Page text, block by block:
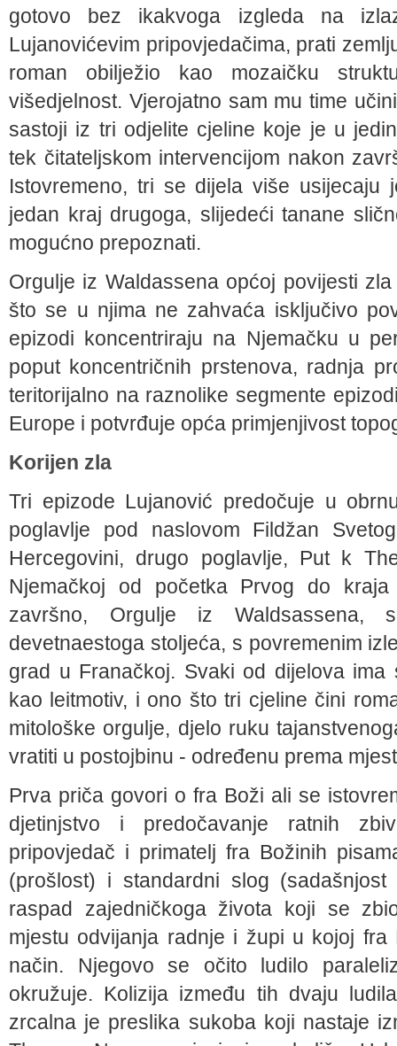
gotovo bez ikakvoga izgleda na
Lujanovićevim pripovjedačima, prati
roman obilježio kao mozaičku
višedjelnost. Vjerojatno sam mu time
sastoji iz tri odjelite cjeline koje je u
tek čitateljskom intervencijom nakon
Istovremeno, tri se dijela više
jedan kraj drugoga, slijedeći tanane
mogućno prepoznati.
Orgulje iz Waldassena općoj povijesti
što se u njima ne zahvaća isključivo
epizodi koncentriraju na Njemačku u
poput koncentričnih prstenova, radnja
teritorijalno na raznolike segmente
Europe i potvrđuje opća primjenjivost
Korijen zla
Tri epizode Lujanović predočuje u
poglavlje pod naslovom Fildžan
Hercegovini, drugo poglavlje, Put k
Njemačkoj od početka Prvog do
završno, Orgulje iz Waldsassena,
devetnaestoga stoljeća, s povremenim
grad u Franačkoj. Svaki od dijelova ima
kao leitmotiv, i ono što tri cjeline čini
mitološke orgulje, djelo ruku
vratiti u postojbinu - određenu prema
Prva priča govori o fra Boži ali se
djetinjstvo i predočavanje ratnih
pripovjedač i primatelj fra Božinih
(prošlost) i standardni slog
raspad zajedničkoga života koji se
mjestu odvijanja radnje i župi u kojoj
način. Njegovo se očito ludilo
okružuje. Kolizija između tih dvaju
zrcalna je preslika sukoba koji nastaje